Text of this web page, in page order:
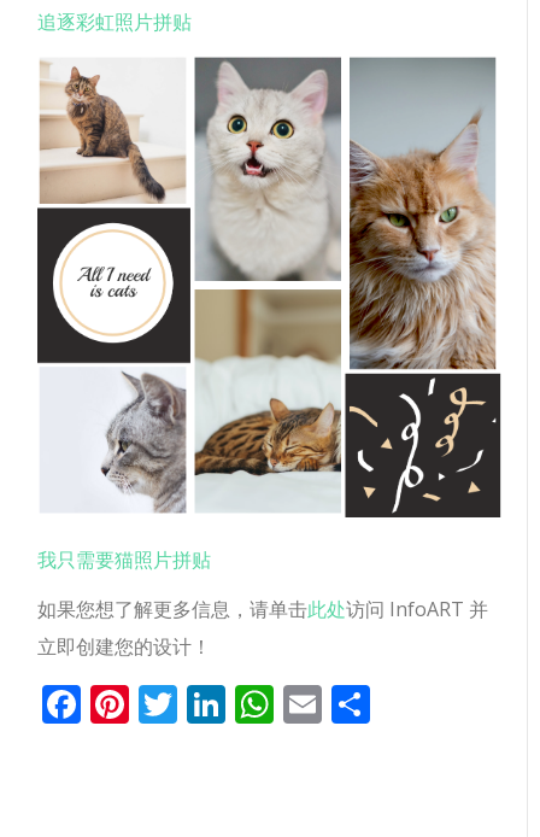
追逐彩虹照片拼贴
我只需要猫照片拼贴
如果您想了解更多信息，请单击此处访问 InfoART 并
立即创建您的设计！
Facebook
Pinterest
Twitter
LinkedIn
WhatsApp
Email